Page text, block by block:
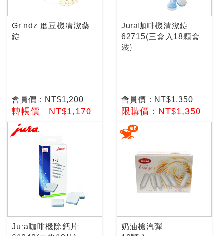
Grindz 磨豆機清潔藥
錠
會員價：NT$1,200
轉帳價：NT$1,170
Jura咖啡機清潔錠
62715(三盒入18顆盒
裝)
會員價：NT$1,350
限購價：NT$1,350
Jura咖啡機除鈣片
奶油槍汽彈